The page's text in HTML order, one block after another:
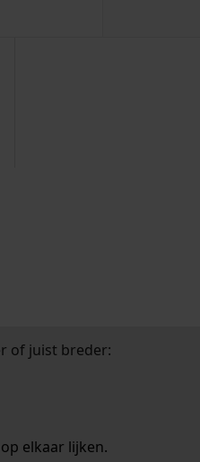
of juist breder:
elkaar lijken.